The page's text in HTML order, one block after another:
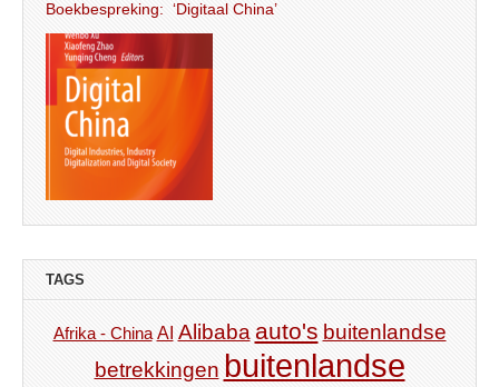
Boekbespreking: ‘Digitaal China’
TAGS
Afrika - China AI Alibaba auto's buitenlandse
betrekkingen buitenlandse